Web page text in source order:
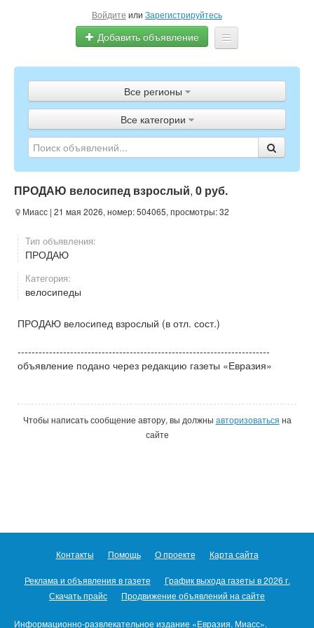
Войдите или Зарегистрируйтесь
Добавить объявление
Объявления
Полистать газету
ТВ-программа
Все регионы
Все категории
ПРОДАЮ велосипед взрослый, 0 руб.
Миасс | 21 мая 2026, номер: 504065, просмотры: 32
Тип объявления:
ПРОДАЮ
Категория:
велосипеды
ПРОДАЮ велосипед взрослый (в отл. сост.)
------------------------------------------------------------------------
объявление подано через редакцию газеты «Евразия»
Чтобы написать сообщение автору, вы должны авторизоваться на
сайте
Контакты Помощь О проекте Карта сайта
Реклама и объявления в газете
График выхода газеты в 2026 г.
Скачать прайс
Продвижение объявлений на сайте
Информационно-развлекательное издание «Евразия. Миасс».